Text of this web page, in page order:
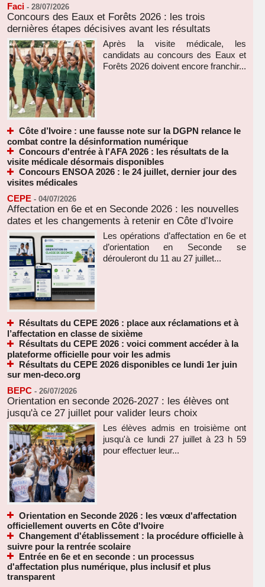
Faci - 28/07/2026
Concours des Eaux et Forêts 2026 : les trois
dernières étapes décisives avant les résultats
Après la visite médicale, les
candidats au concours des Eaux et
Forêts 2026 doivent encore franchir...
Côte d’Ivoire : une fausse note sur la DGPN relance le
combat contre la désinformation numérique
Concours d'entrée à l'AFA 2026 : les résultats de la
visite médicale désormais disponibles
Concours ENSOA 2026 : le 24 juillet, dernier jour des
visites médicales
CEPE - 04/07/2026
Affectation en 6e et en Seconde 2026 : les nouvelles
dates et les changements à retenir en Côte d’Ivoire
Les opérations d’affectation en 6e et
d’orientation en Seconde se
dérouleront du 11 au 27 juillet...
Résultats du CEPE 2026 : place aux réclamations et à
l’affectation en classe de sixième
Résultats du CEPE 2026 : voici comment accéder à la
plateforme officielle pour voir les admis
Résultats du CEPE 2026 disponibles ce lundi 1er juin
sur men-deco.org
BEPC - 26/07/2026
Orientation en seconde 2026-2027 : les élèves ont
jusqu'à ce 27 juillet pour valider leurs choix
Les élèves admis en troisième ont
jusqu'à ce lundi 27 juillet à 23 h 59
pour effectuer leur...
Orientation en Seconde 2026 : les vœux d'affectation
officiellement ouverts en Côte d'Ivoire
Changement d'établissement : la procédure officielle à
suivre pour la rentrée scolaire
Entrée en 6e et en seconde : un processus
d'affectation plus numérique, plus inclusif et plus
transparent